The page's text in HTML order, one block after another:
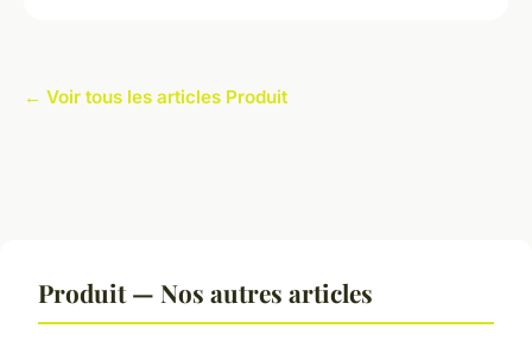
← Voir tous les articles Produit
Produit — Nos autres articles